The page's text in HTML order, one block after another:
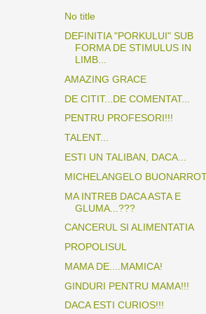
No title
DEFINITIA "PORKULUI" SUB
FORMA DE STIMULUS IN
LIMB...
AMAZING GRACE
DE CITIT...DE COMENTAT...
PENTRU PROFESORI!!!
TALENT...
ESTI UN TALIBAN, DACA...
MICHELANGELO
MA INTREB DACA ASTA E
GLUMA...???
CANCERUL SI ALIMENTATIA
PROPOLISUL
MAMA DE....MAMICA!
GINDURI PENTRU MAMA!!!
DACA ESTI CURIOS!!!